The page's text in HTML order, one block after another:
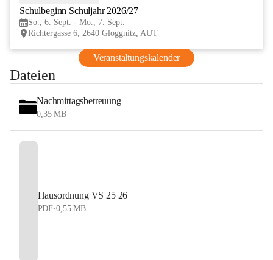
Schulbeginn Schuljahr 2026/27
So., 6. Sept. - Mo., 7. Sept.
Richtergasse 6, 2640 Gloggnitz, AUT
Veranstaltungskalender
Dateien
Nachmittagsbetreuung
0,35 MB
Hausordnung VS 25 26
PDF•0,55 MB